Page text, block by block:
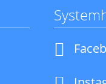
Navigation